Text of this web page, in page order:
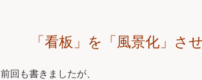
「看板」を「風景化」さ
前回も書きましたが、